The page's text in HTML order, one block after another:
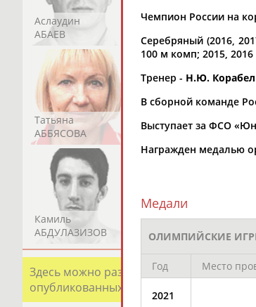
Аслаудин
АБАЕВ
Елена
АБАИМОВА
Татьяна
АББЯСОВА
Акжана
АБДИКАРИМОВА
Артур
Камиль
АБДУЛАЗИЗОВ
Загалав
АБДУЛБЕКОВ
Здесь можно разместить информацию о
опубликованных записях. Страна
Чемпион России на
Серебряный (2016,
100 м комп; 2015,
Тренер - Н.Ю.
В сборной команде
Выступает за ФСО
Награжден медалью
Медали
ОЛИМПИЙСКИЕ
Год Место
2021